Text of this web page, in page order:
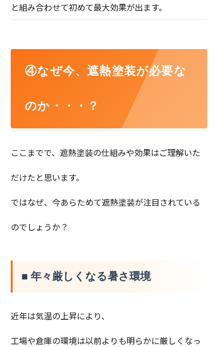
と組み合わせて初めて最大効果が出ます。
④なぜ今、遮熱塗装が必要な
のか・・・？
ここまでで、遮熱塗装の仕組みや効果はご理解いた
だけたと思います。
ではなぜ、今あらためて遮熱塗装が注目されている
のでしょうか？
■ 年々厳しくなる暑さ環境
近年は気温の上昇により、
工場や倉庫の環境は以前よりも明らかに厳しくなっ